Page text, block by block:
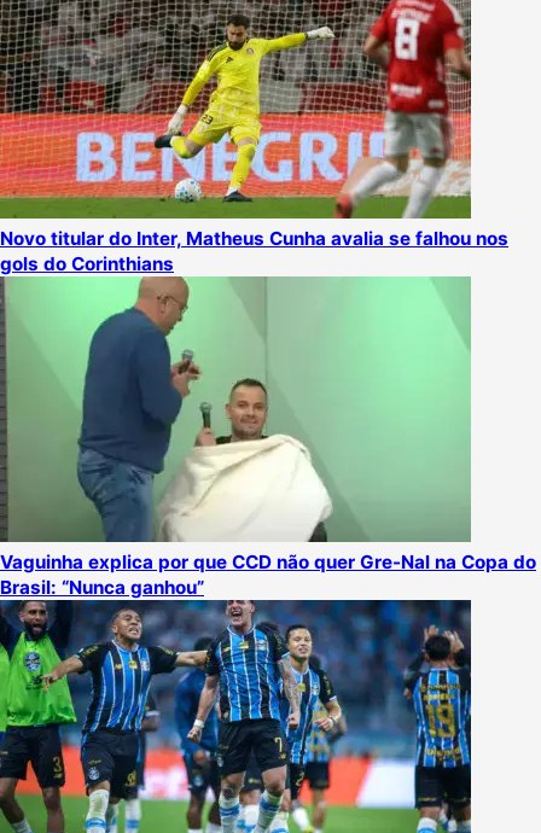
Novo titular do Inter, Matheus Cunha avalia se falhou nos
gols do Corinthians
Vaguinha explica por que CCD não quer Gre-Nal na Copa do
Brasil: “Nunca ganhou”